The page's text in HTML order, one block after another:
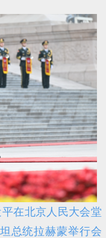
在北京人民大会堂
总统拉赫蒙举行会